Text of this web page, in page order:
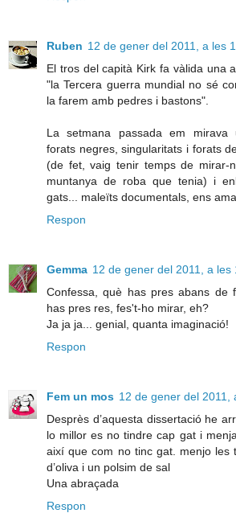
Ruben 12 de gener del 2011, a les
El tros del capità Kirk fa vàlida una
"la Tercera guerra mundial no sé
la farem amb pedres i bastons".
La setmana passada em mirava
forats negres, singularitats i forats
(de fet, vaig tenir temps de mirar-
muntanya de roba que tenia) i
gats... maleïts documentals, ens
Respon
Gemma 12 de gener del 2011, a les
Confessa, què has pres abans de
has pres res, fes't-ho mirar, eh?
Ja ja ja... genial, quanta imaginació!
Respon
Fem un mos 12 de gener del 2011,
Desprès d’aquesta dissertació he
lo millor es no tindre cap gat i
així que com no tinc gat. menjo les
d’oliva i un polsim de sal
Una abraçada
Respon